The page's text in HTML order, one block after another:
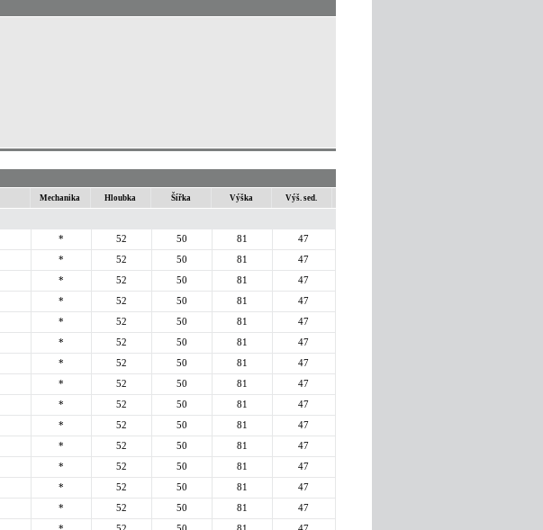
Mechanika Hloubka Šířka Výška Výš. sed.
* 52 50 81 47
* 52 50 81 47
* 52 50 81 47
* 52 50 81 47
* 52 50 81 47
* 52 50 81 47
* 52 50 81 47
* 52 50 81 47
* 52 50 81 47
* 52 50 81 47
* 52 50 81 47
* 52 50 81 47
* 52 50 81 47
* 52 50 81 47